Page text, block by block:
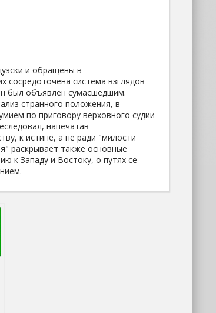
и обращены в
сосредоточена система взглядов
был объявлен сумасшедшим.
странного положения, в
по приговору верховного судии
напечатав
к истине, а не ради "милости
раскрывает также основные
к Западу и Востоку, о путях се